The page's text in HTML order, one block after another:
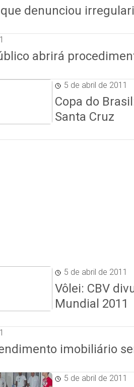
denunciou
abrirá
5 de abril de 2011
Copa do
Santa Cruz
5 de abril de 2011
Vôlei: CBV
Mundial 2011
imobiliário
5 de abril de 2011